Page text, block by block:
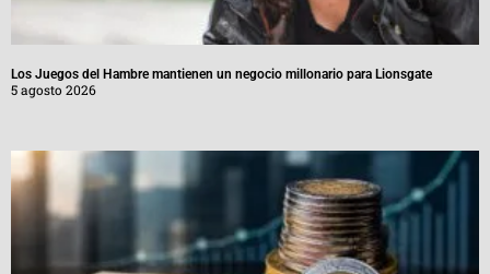
Los Juegos del Hambre mantienen un negocio millonario para Lionsgate
5 agosto 2026